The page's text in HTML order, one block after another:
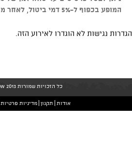
המופע בכפוף ל-5% דמי ביטול, לאחר מכן אין ביטולים
הגדרות נגישות לא הוגדרו לאירוע הזה.
כל הזכויות שמורות GoShow 2013
אודות תקנון מדיניות פרטיות